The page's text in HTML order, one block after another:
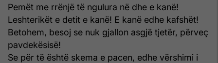
Pemët me rrënjë të ngulura në dhe e kanë!
Leshterikët e detit e kanë! E kanë edhe kafshët!
Betohem, besoj se nuk gjallon asgjë tjetër, përveç
pavdekësisë!
Se për të është skema e pacen, edhe vërshimi i